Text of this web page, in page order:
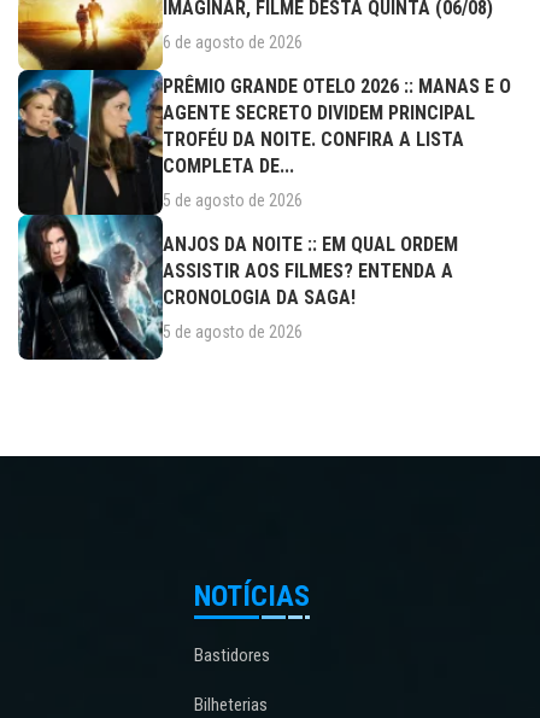
IMAGINAR, FILME DESTA QUINTA (06/08)
6 de agosto de 2026
PRÊMIO GRANDE OTELO 2026 :: MANAS E O
AGENTE SECRETO DIVIDEM PRINCIPAL
TROFÉU DA NOITE. CONFIRA A LISTA
COMPLETA DE...
5 de agosto de 2026
ANJOS DA NOITE :: EM QUAL ORDEM
ASSISTIR AOS FILMES? ENTENDA A
CRONOLOGIA DA SAGA!
5 de agosto de 2026
NOTÍCIAS
Bastidores
Bilheterias